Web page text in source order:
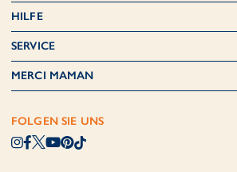
HILFE
SERVICE
MERCI MAMAN
FOLGEN SIE UNS